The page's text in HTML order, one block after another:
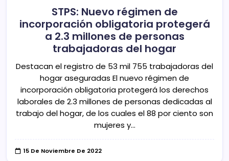
STPS: Nuevo régimen de
incorporación obligatoria protegerá
a 2.3 millones de personas
trabajadoras del hogar
Destacan el registro de 53 mil 755 trabajadoras del
hogar aseguradas El nuevo régimen de
incorporación obligatoria protegerá los derechos
laborales de 2.3 millones de personas dedicadas al
trabajo del hogar, de los cuales el 88 por ciento son
mujeres y…
15 De Noviembre De 2022